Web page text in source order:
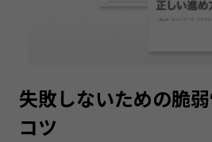
失敗しないための脆
コツ